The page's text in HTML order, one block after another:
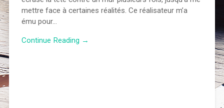
mettre face à certaines réalités. Ce réalisateur m’a
ému pour…
Continue Reading →